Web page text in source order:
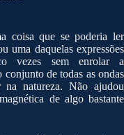
coisa que se poderia ler
uma daquelas expressões
vezes sem enrolar a
conjunto de todas as ondas
na natureza. Não ajudou
de algo bastante